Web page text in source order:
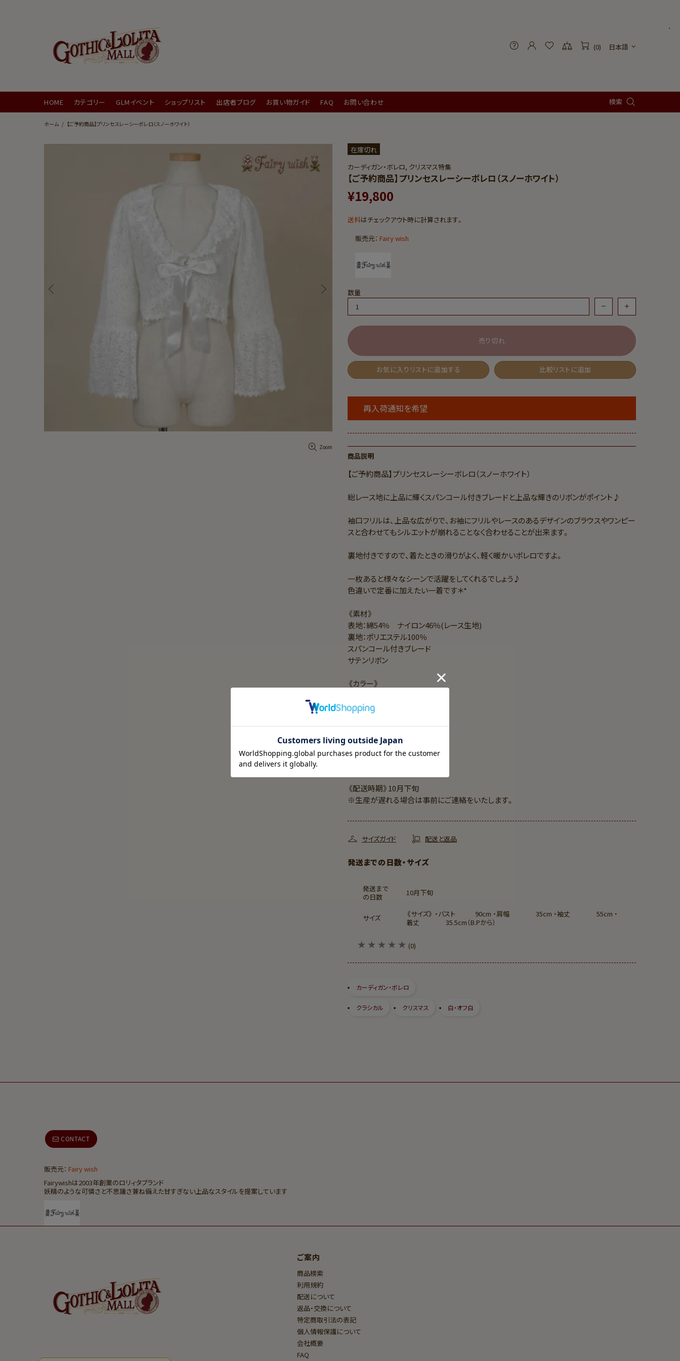
(0) 日本語
HOME カテゴリー GLMイベント ショップリスト 出店者ブログ お買い物ガイド FAQ お問い合わせ 検索
ホーム 【ご予約商品】プリンセスレーシーボレロ（スノーホワイト）
Zoom
在庫切れ
カーディガン・ボレロ, クリスマス特集
【ご予約商品】プリンセスレーシーボレロ（スノーホワイト）
¥19,800
送料はチェックアウト時に計算されます。
販売元： Fairy wish
数量
売り切れ
お気に入りリストに追加する 比較リストに追加
再入荷通知を希望
商品説明
【ご予約商品】プリンセスレーシーボレロ（スノーホワイト）
総レース地に上品に輝くスパンコール付きブレードと上品な輝きのリボンがポイント♪
袖口フリルは、上品な広がりで、お袖にフリルやレースのあるデザインのブラウスやワンピー
スと合わせてもシルエットが崩れることなく合わせることが出来ます。
裏地付きですので、着たときの滑りがよく、軽く暖かいボレロですよ。
一枚あると様々なシーンで活躍をしてくれるでしょう♪
色違いで定番に加えたい一着です＊*
《素材》
表地：綿54％ ナイロン46％(レース生地)
裏地：ポリエステル100％
スパンコール付きブレード
サテンリボン
《カラー》
ミルキーゴールド
《原産国》日本製
《配送時期》10月下旬
※生産が遅れる場合は事前にご連絡をいたします。
サイズガイド 配送と返品
発送までの日数・サイズ
発送まで
の日数
10月下旬
サイズ
《サイズ》 ・バスト 90cm ・肩幅 35cm ・袖丈 55cm ・
着丈 35.5cm（B.Pから）
(0)
カーディガン・ボレロ
クラシカル クリスマス 白・オフ白
CONTACT
販売元： Fairy wish
Fairywishは2003年創業のロリィタブランド
妖精のような可憐さと不思議さ兼ね備えた甘すぎない上品なスタイルを提案しています
ご案内
商品検索
利用規約
配送について
返品・交換について
特定商取引法の表記
個人情報保護について
会社概要
FAQ